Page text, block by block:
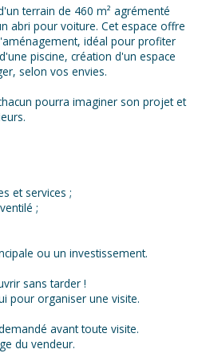
terrain de 460 m² agrémenté
abri pour voiture. Cet espace offre
idéal pour profiter
piscine, création d'un espace
selon vos envies.
pourra imaginer son projet et
et services ;
;
ou un investissement.
sans tarder !
pour organiser une visite.
avant toute visite.
du vendeur.